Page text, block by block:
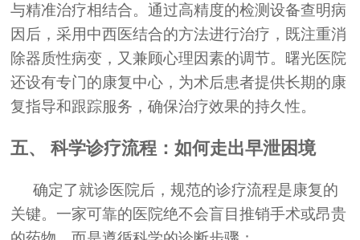
与精准治疗相结合。通过高精度的检测设备查明病
因后，采用中西医结合的方法进行治疗，既注重消
除器质性病变，又兼顾心理因素的调节。曙光医院
还设有专门的康复中心，为术后患者提供长期的康
复指导和跟踪服务，确保治疗效果的持久性。
五、 科学诊疗流程：如何走出早泄困境
确定了就诊医院后，规范的诊疗流程是康复的
关键。一家可靠的医院绝不会盲目推销手术或昂贵